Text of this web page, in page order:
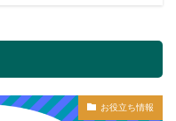
お役立ち情報